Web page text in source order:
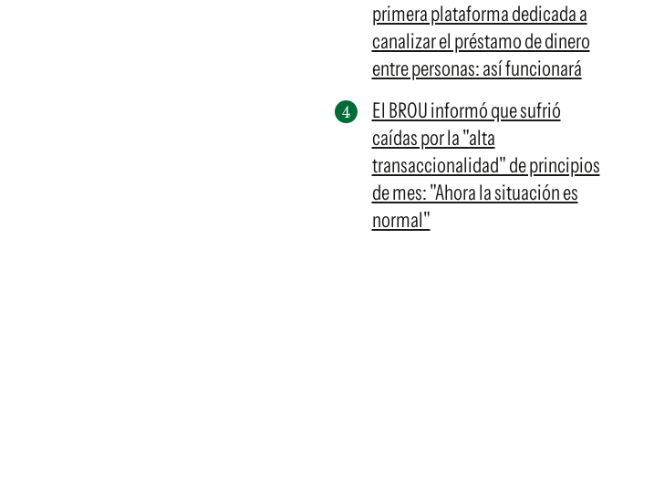
primera plataforma dedicada a
canalizar el préstamo de dinero
entre personas: así funcionará
El BROU informó que sufrió
caídas por la "alta
transaccionalidad" de principios
de mes: "Ahora la situación es
normal"